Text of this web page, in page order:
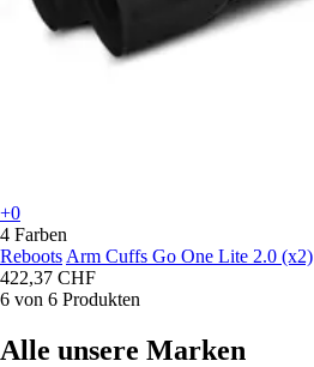
+0
4 Farben
Reboots Arm Cuffs Go One Lite 2.0 (x2)
422,37 CHF
6 von 6 Produkten
Alle unsere Marken